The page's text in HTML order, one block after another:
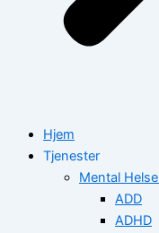
Hjem
Tjenester
Mental Helse
ADD
ADHD